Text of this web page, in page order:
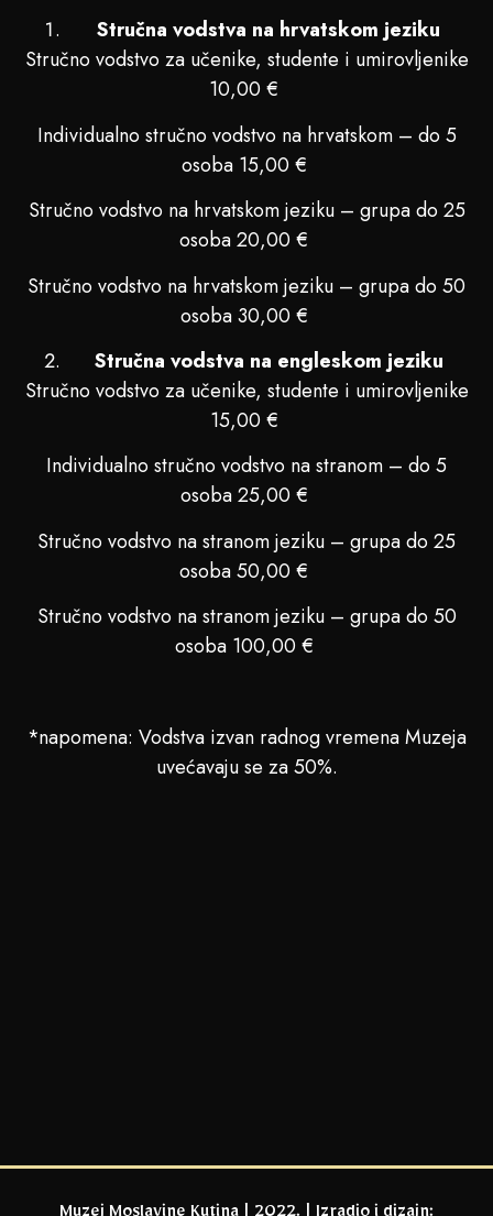
Stručna vodstva na hrvatskom jeziku
Stručno vodstvo za učenike, studente i umirovljenike
10,00 €
Individualno stručno vodstvo na hrvatskom – do 5
osoba 15,00 €
Stručno vodstvo na hrvatskom jeziku – grupa do 25
osoba 20,00 €
Stručno vodstvo na hrvatskom jeziku – grupa do 50
osoba 30,00 €
Stručna vodstva na engleskom jeziku
Stručno vodstvo za učenike, studente i umirovljenike
15,00 €
Individualno stručno vodstvo na stranom – do 5
osoba 25,00 €
Stručno vodstvo na stranom jeziku – grupa do 25
osoba 50,00 €
Stručno vodstvo na stranom jeziku – grupa do 50
osoba 100,00 €
*napomena: Vodstva izvan radnog vremena Muzeja
uvećavaju se za 50%.